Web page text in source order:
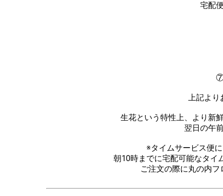
宅配
⑦
上記より
生花という特性上、より新
翌日の午
※タイムサービス便
朝10時までに宅配可能なタイ
ご注文の際に丸の内